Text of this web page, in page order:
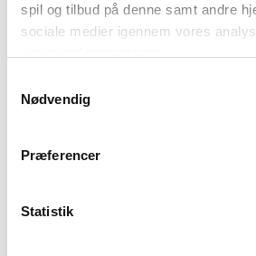
spil og tilbud på denne samt andre
sociale medier igennem vores
Du kan læse mere om vores brug af
"Detaljer" eller ved at klikke videre
Nødvendig
Præferencer
Statistik